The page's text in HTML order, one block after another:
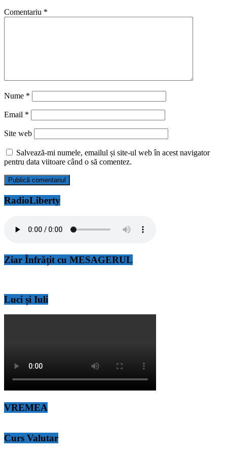
Comentariu *
Nume *
Email *
Site web
Salvează-mi numele, emailul și site-ul web în acest navigator
pentru data viitoare când o să comentez.
RadioLiberty
Ziar Înfrățit cu MESAGERUL
Luci și Iuli
VREMEA
Curs Valutar